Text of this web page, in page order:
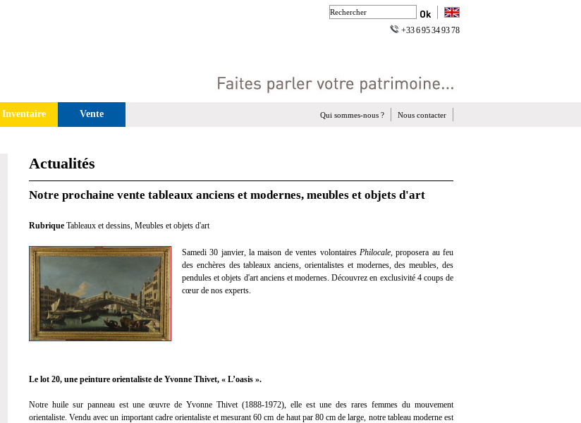
+33 6 95 34 93 78
Inventaire Vente Nous contacter
Qui sommes-nous ?
Actualités
Notre prochaine vente tableaux anciens et modernes, meubles et objets d'art
Rubrique Tableaux et dessins, Meubles et objets d'art
Samedi 30 janvier, la maison de ventes volontaires Philocale, proposera au feu
des enchères des tableaux anciens, orientalistes et modernes, des meubles, des
pendules et objets d'art anciens et modernes. Découvrez en exclusivité 4 coups de
cœur de nos experts.
Le lot 20, une peinture orientaliste de Yvonne Thivet, « L’oasis ».
Notre huile sur panneau est une œuvre de Yvonne Thivet (1888-1972), elle est une des rares femmes du mouvement
orientaliste. Vendu avec un important cadre orientaliste et mesurant 60 cm de haut par 80 cm de large, notre tableau moderne est